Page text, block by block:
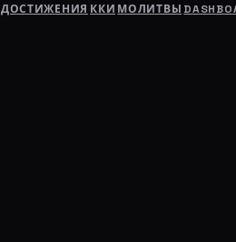
ДОСТИЖЕНИЯ ККИ МОЛИТВЫ